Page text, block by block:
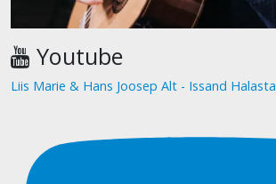
Youtube
Liis Marie & Hans Joosep Alt - Issand Halasta